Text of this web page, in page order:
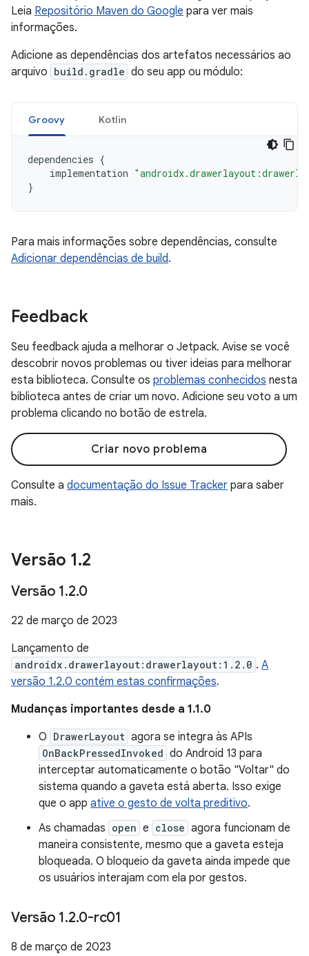
Leia Repositório Maven do Google para ver mais
informações.
Adicione as dependências dos artefatos necessários ao
arquivo build.gradle do seu app ou módulo:
Groovy Kotlin
dependencies {
implementation
}
Para mais informações sobre dependências, consulte
Adicionar dependências de build.
Feedback
Seu feedback ajuda a melhorar o Jetpack. Avise se você
descobrir novos problemas ou tiver ideias para melhorar
esta biblioteca. Consulte os problemas conhecidos nesta
biblioteca antes de criar um novo. Adicione seu voto a um
problema clicando no botão de estrela.
Criar novo problema
Consulte a documentação do Issue Tracker para saber
mais.
Versão 1.2
Versão 1.2.0
22 de março de 2023
Lançamento de
androidx.drawerlayout:drawerlayout:1.2.0 . A
versão 1.2.0 contém estas confirmações.
Mudanças importantes desde a 1.1.0
O DrawerLayout agora se integra às APIs
OnBackPressedInvoked do Android 13 para
interceptar automaticamente o botão "Voltar" do
sistema quando a gaveta está aberta. Isso exige
que o app ative o gesto de volta preditivo.
As chamadas open e close agora funcionam de
maneira consistente, mesmo que a gaveta esteja
bloqueada. O bloqueio da gaveta ainda impede que
os usuários interajam com ela por gestos.
Versão 1.2.0-rc01
8 de março de 2023